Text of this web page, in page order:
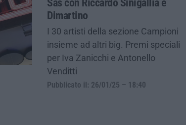
Sas con Riccardo Sinigallia e
Dimartino
I 30 artisti della sezione Campioni
insieme ad altri big. Premi speciali
per Iva Zanicchi e Antonello
Venditti
Pubblicato il: 26/01/25 – 18:40